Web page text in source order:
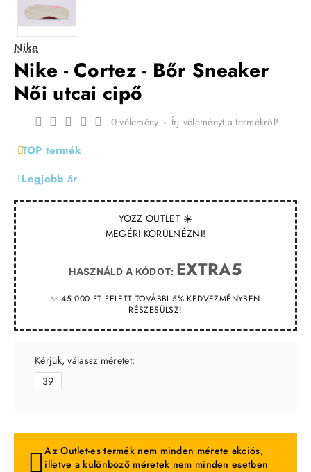
Nike
Nike - Cortez - Bőr Sneaker
Női utcai cipő
YOZZ OUTLET ☀️
MEGÉRI KÖRÜLNÉZNI!
HASZNÁLD A KÓDOT: EXTRA5
✨ 45.000 FT FELETT TOVÁBBI 5% KEDVEZMÉNYBEN
RÉSZESÜLSZ!
TOP termék
Legjobb ár
0 vélemény - Írj véleményt a termékről!
Kérjük, válassz méretet:
39
Az Outlet-es termék nem minden mérete akciós,
illetve a különböző méretek nem minden esetben